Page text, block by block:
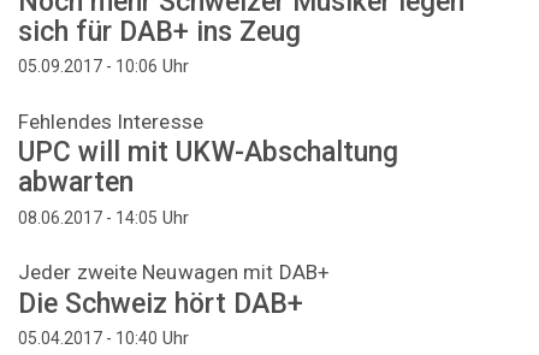
sich für DAB+ ins Zeug
05.09.2017 - 10:06 Uhr
Fehlendes Interesse
UPC will mit UKW-Abschaltung
abwarten
08.06.2017 - 14:05 Uhr
Jeder zweite Neuwagen mit DAB+
Die Schweiz hört DAB+
05.04.2017 - 10:40 Uhr